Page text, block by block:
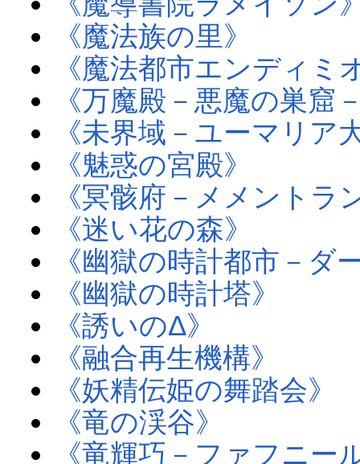
《魔法族の里》
《魔法都市エンディミ
《万魔殿－悪魔の巣窟
《未界域－ユーマリア
《魅惑の宮殿》
《冥骸府－メメントラ
《迷い花の森》
《幽獄の時計都市－ダ
《幽獄の時計塔》
《誘いのΔ》
《融合再生機構》
《妖精伝姫の舞踏会》
《竜の渓谷》
《竜輝巧－ファフニー